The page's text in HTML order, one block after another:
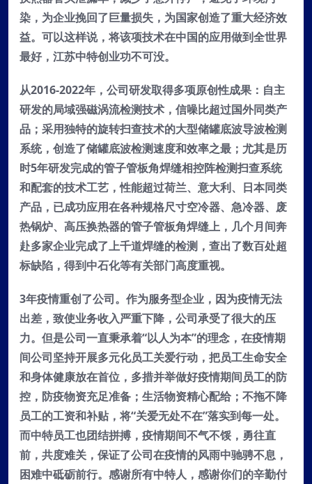
染，为企业挽回了巨量损失，为国家创造了重大经济效
益。可以这样说，将该项技术在中国的应用做到全世界
最好，江苏中特创业功不可没。
从2016-2022年，公司研发取得多项原创性成果：自主
研发的局域强磁涡流检测技术，信噪比超过国外同类产
品；采用独特的旋转扫查技术的大型储罐底波导波检测
系统，创造了储罐底波检测速度和效率之最；尤其是历
时5年研发完成的管子管板角焊缝相控阵检测扫查系统
和配套的技术工艺，性能超过荷兰、意大利、日本同类
产品，已成功应用在各种规格尺寸空冷器、急冷器、废
热锅炉、高压换热器的管子管板角焊缝上，几个月间奔
赴多家企业完成了上千道焊缝的检测，查出了数百处超
标缺陷，得到中石化等有关部门高度重视。
3年疫情重创了公司。作为服务型企业，因为疫情无法
出差，致使业务收入严重下降，公司承受了很大的压
力。但是公司一直秉承着“以人为本”的理念，在疫情期
间公司坚持开展多元化员工关爱行动，把员工生命安全
和身体健康放在首位，多措并举做好疫情期间员工的防
控，防疫物资充足准备；生活物资精心配给；不拖不降
员工的工资和补贴，将“关爱无处不在”落实到每一处。
而中特员工也团结拼搏，疫情期间不气不馁，勇往直
前，共度难关，保证了公司在疫情的风雨中驰骋不息，
困难中砥砺前行。感谢所有中特人，感谢你们的辛勤付